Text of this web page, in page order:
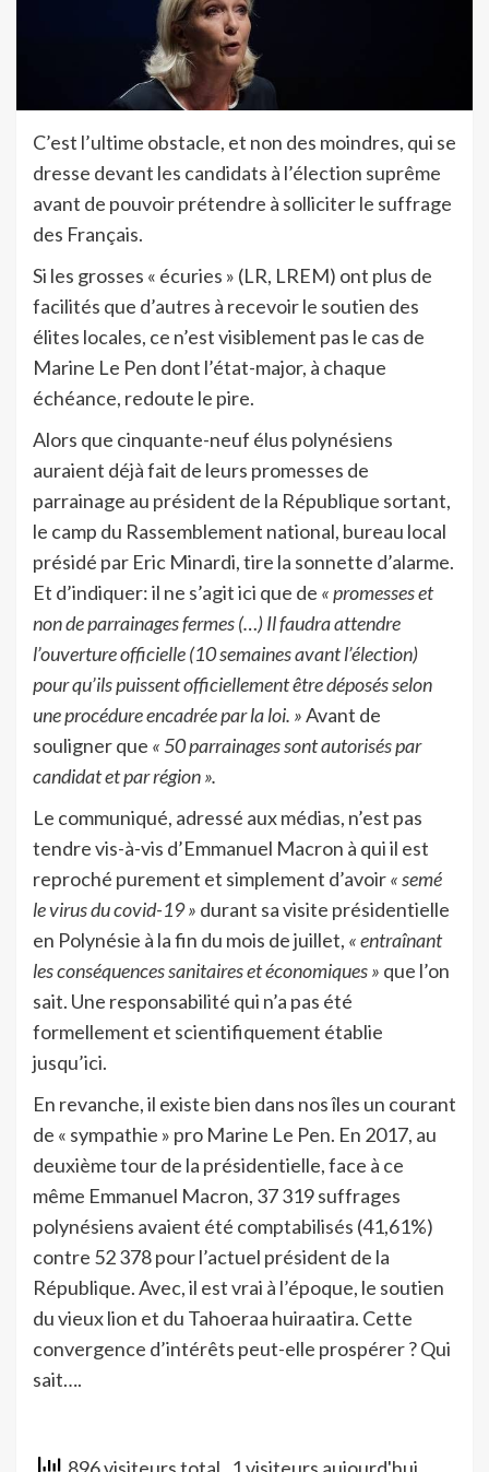
C’est l’ultime obstacle, et non des moindres, qui se
dresse devant les candidats à l’élection suprême
avant de pouvoir prétendre à solliciter le suffrage
des Français.
Si les grosses « écuries » (LR, LREM) ont plus de
facilités que d’autres à recevoir le soutien des
élites locales, ce n’est visiblement pas le cas de
Marine Le Pen dont l’état-major, à chaque
échéance, redoute le pire.
Alors que cinquante-neuf élus polynésiens
auraient déjà fait de leurs promesses de
parrainage au président de la République sortant,
le camp du Rassemblement national, bureau local
présidé par Eric Minardi, tire la sonnette d’alarme.
Et d’indiquer: il ne s’agit ici que de « promesses et
non de parrainages fermes (…) Il faudra attendre
l’ouverture officielle (10 semaines avant l’élection)
pour qu’ils puissent officiellement être déposés selon
une procédure encadrée par la loi. »Avant de
souligner que « 50 parrainages sont autorisés par
candidat et par région ».
Le communiqué, adressé aux médias, n’est pas
tendre vis-à-vis d’Emmanuel Macron à qui il est
reproché purement et simplement d’avoir« semé
le virus du covid-19 » durant sa visite présidentielle
en Polynésie à la fin du mois de juillet, « entraînant
les conséquences sanitaires et économiques » que l’on
sait. Une responsabilité qui n’a pas été
formellement et scientifiquement établie
jusqu’ici.
En revanche, il existe bien dans nos îles un courant
de « sympathie » pro Marine Le Pen. En 2017, au
deuxième tour de la présidentielle, face à ce
même Emmanuel Macron, 37 319 suffrages
polynésiens avaient été comptabilisés (41,61%)
contre 52 378 pour l’actuel président de la
République. Avec, il est vrai à l’époque, le soutien
du vieux lion et du Tahoeraa huiraatira. Cette
convergence d’intérêts peut-elle prospérer ? Qui
sait….